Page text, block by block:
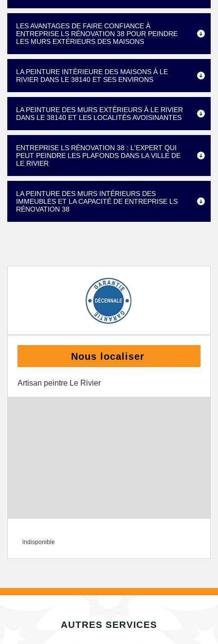
LES AVANTAGES DE FAIRE CONFIANCE À
ENTREPRISE LS RÉNOVATION 38 POUR PEINDRE
LES MURS EXTÉRIEURS DES MAISONS
LA PEINTURE INTÉRIEURE DES MAISONS À LE
RIVIER DANS LE 38140 ET SES ENVIRONS
LA PEINTURE DES MURS EXTÉRIEURS À LE RIVIER
DANS LE 38140 ET LES LOCALITÉS AVOISINANTES
ENTREPRISE LS RÉNOVATION 38 : L'EXPERT QUI
PEUT PEINDRE LES PLAFONDS DANS LA VILLE DE
LE RIVIER
LA PEINTURE DES MURS INTÉRIEURS DES
IMMEUBLES ET LA CAPACITÉ DE ENTREPRISE LS
RÉNOVATION 38
Nous localiser
Artisan peintre Le Rivier
indisponible
AUTRES SERVICES